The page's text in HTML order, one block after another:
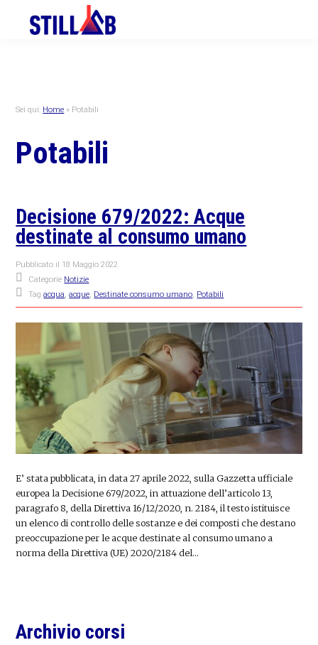
primary
primary
Sei qui: Home » Potabili
Potabili
Decisione 679/2022: Acque
destinate al consumo umano
Pubblicato il 18 Maggio 2022
Categorie Notizie
Tagacqua ,acque Destinate consumo umano Potabili
E’ stata pubblicata, in data 27 aprile 2022, sulla Gazzetta ufficiale
europea la Decisione 679/2022, in attuazione dell’articolo 13,
paragrafo 8, della Direttiva 16/12/2020, n. 2184, il testo istituisce
un elenco di controllo delle sostanze e dei composti che destano
preoccupazione per le acque destinate al consumo umano a
norma della Direttiva (UE) 2020/2184 del…
Primary
Archivio corsi